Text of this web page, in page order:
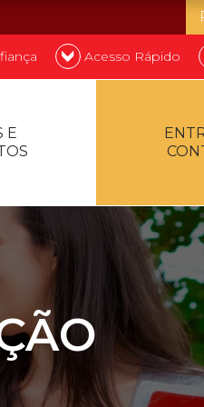
Acesso Rápido
E